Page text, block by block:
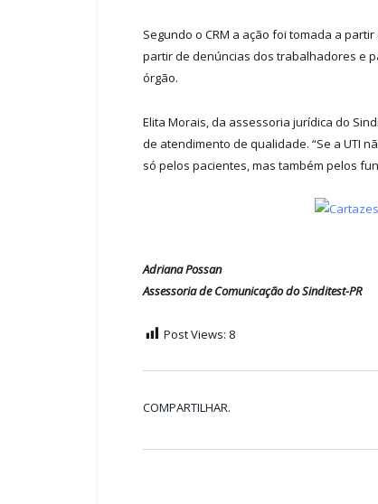
Segundo o CRM a ação foi tomada a
partir de denúncias dos trabalhadores e
órgão.
Elita Morais, da assessoria jurídica do
de atendimento de qualidade. “Se a UTI
só pelos pacientes, mas também pelos
Adriana Possan
Assessoria de Comunicação do Sinditest-PR
Post Views: 8
COMPARTILHAR.